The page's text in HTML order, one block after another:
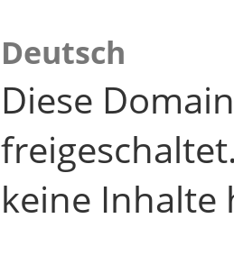
Deutsch
Diese
keine Inhalte